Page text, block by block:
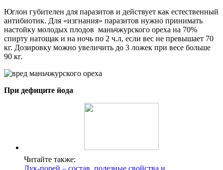
Юглон губителен для паразитов и действует как естественный
антибиотик. Для «изгнания» паразитов нужно принимать
настойку молодых плодов маньчжурского ореха на 70%
спирту натощак и на ночь по 2 ч.л, если вес не превышает 70
кг. Дозировку можно увеличить до 3 ложек при весе больше
90 кг.
При дефиците йода
Читайте также: